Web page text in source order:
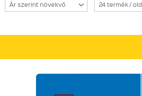
Ár szerint növekvő 24 termék /